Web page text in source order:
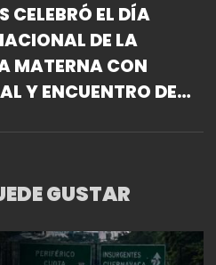
CELEBRÓ EL DÍA
DE LA
MATERNA CON
Y ENCUENTRO DE
GUSTAR